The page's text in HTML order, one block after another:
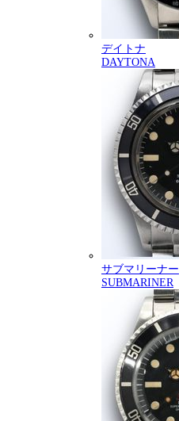
デイトナ
DAYTONA
サブマリーナー
SUBMARINER